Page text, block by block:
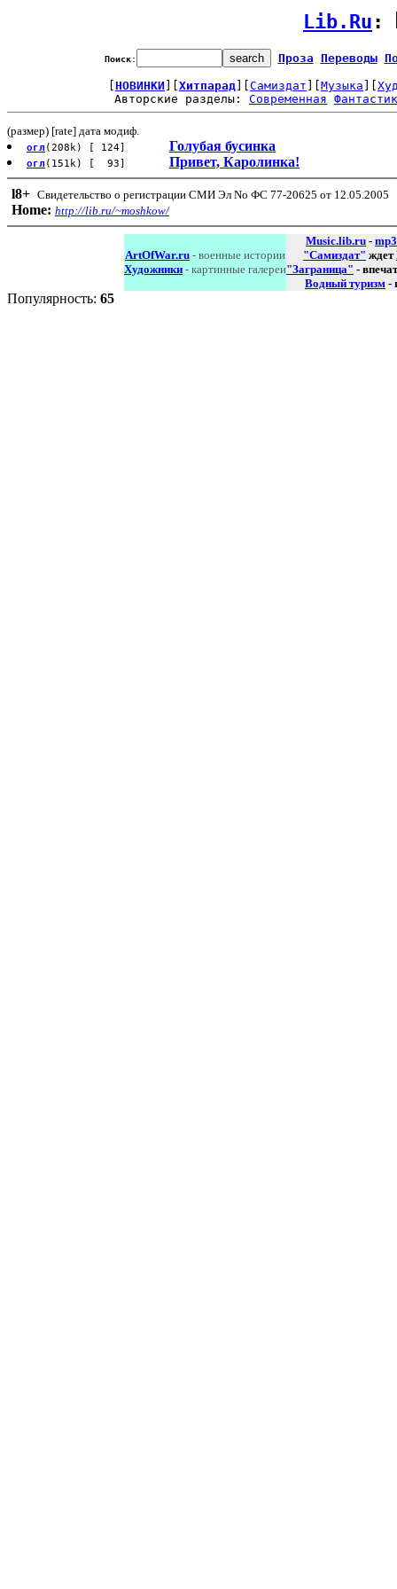
Lib.Ru :
Поиск: Проза Переводы
НОВИНКИ Хитпарад Самиздат Музыка
Авторские разделы: Современная
(размер) [rate] дата модиф.
огл (208k) [ 124] Голубая бусинка
огл (151k) [ 93] Привет, Каролинка!
l8+ Свидетельство о регистрации СМИ Эл No ФС 77-20625 от 12.05.2005
Home: http://lib.ru/~moshkow/
ArtOfWar.ru - военные истории
Художники - картинные галереи
Music.lib.ru - mp3
"Самиздат" ждет
"Заграница" -
Водный туризм -
Популярность: 65